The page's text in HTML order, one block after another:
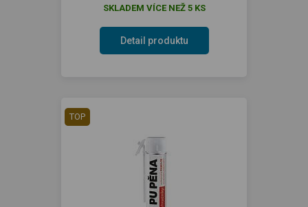
SKLADEM VÍCE NEŽ 5 KS
Detail produktu
TOP